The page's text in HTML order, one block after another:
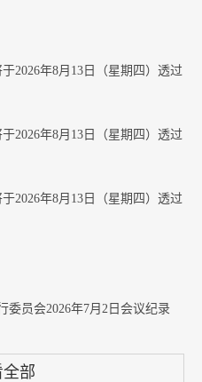
2026年8月13日（星期四）透过
2026年8月13日（星期四）透过
2026年8月13日（星期四）透过
委员会2026年7月2日会议纪录
部